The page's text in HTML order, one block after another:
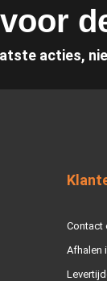
acties,
Contact
Afhalen